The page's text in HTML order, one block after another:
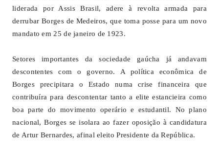
liderada por Assis Brasil, adere à revolta armada para
derrubar Borges de Medeiros, que toma posse para um novo
mandato em 25 de janeiro de 1923.
Setores importantes da sociedade gaúcha já andavam
descontentes com o governo. A política econômica de
Borges precipitara o Estado numa crise financeira que
contribuíra para descontentar tanto a elite estancieira como
boa parte do movimento operário e estudantil. No plano
nacional, Borges se isolara ao fazer oposição à candidatura
de Artur Bernardes, afinal eleito Presidente da República.